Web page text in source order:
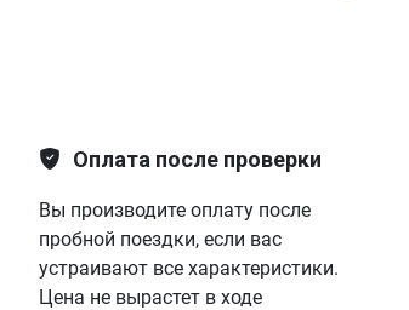
Оплата после проверки
Вы производите оплату после
пробной поездки, если вас
устраивают все характеристики.
Цена не вырастет в ходе